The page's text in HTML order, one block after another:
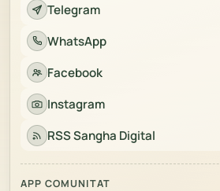
Telegram
WhatsApp
Facebook
Instagram
RSS Sangha Digital
APP COMUNITAT